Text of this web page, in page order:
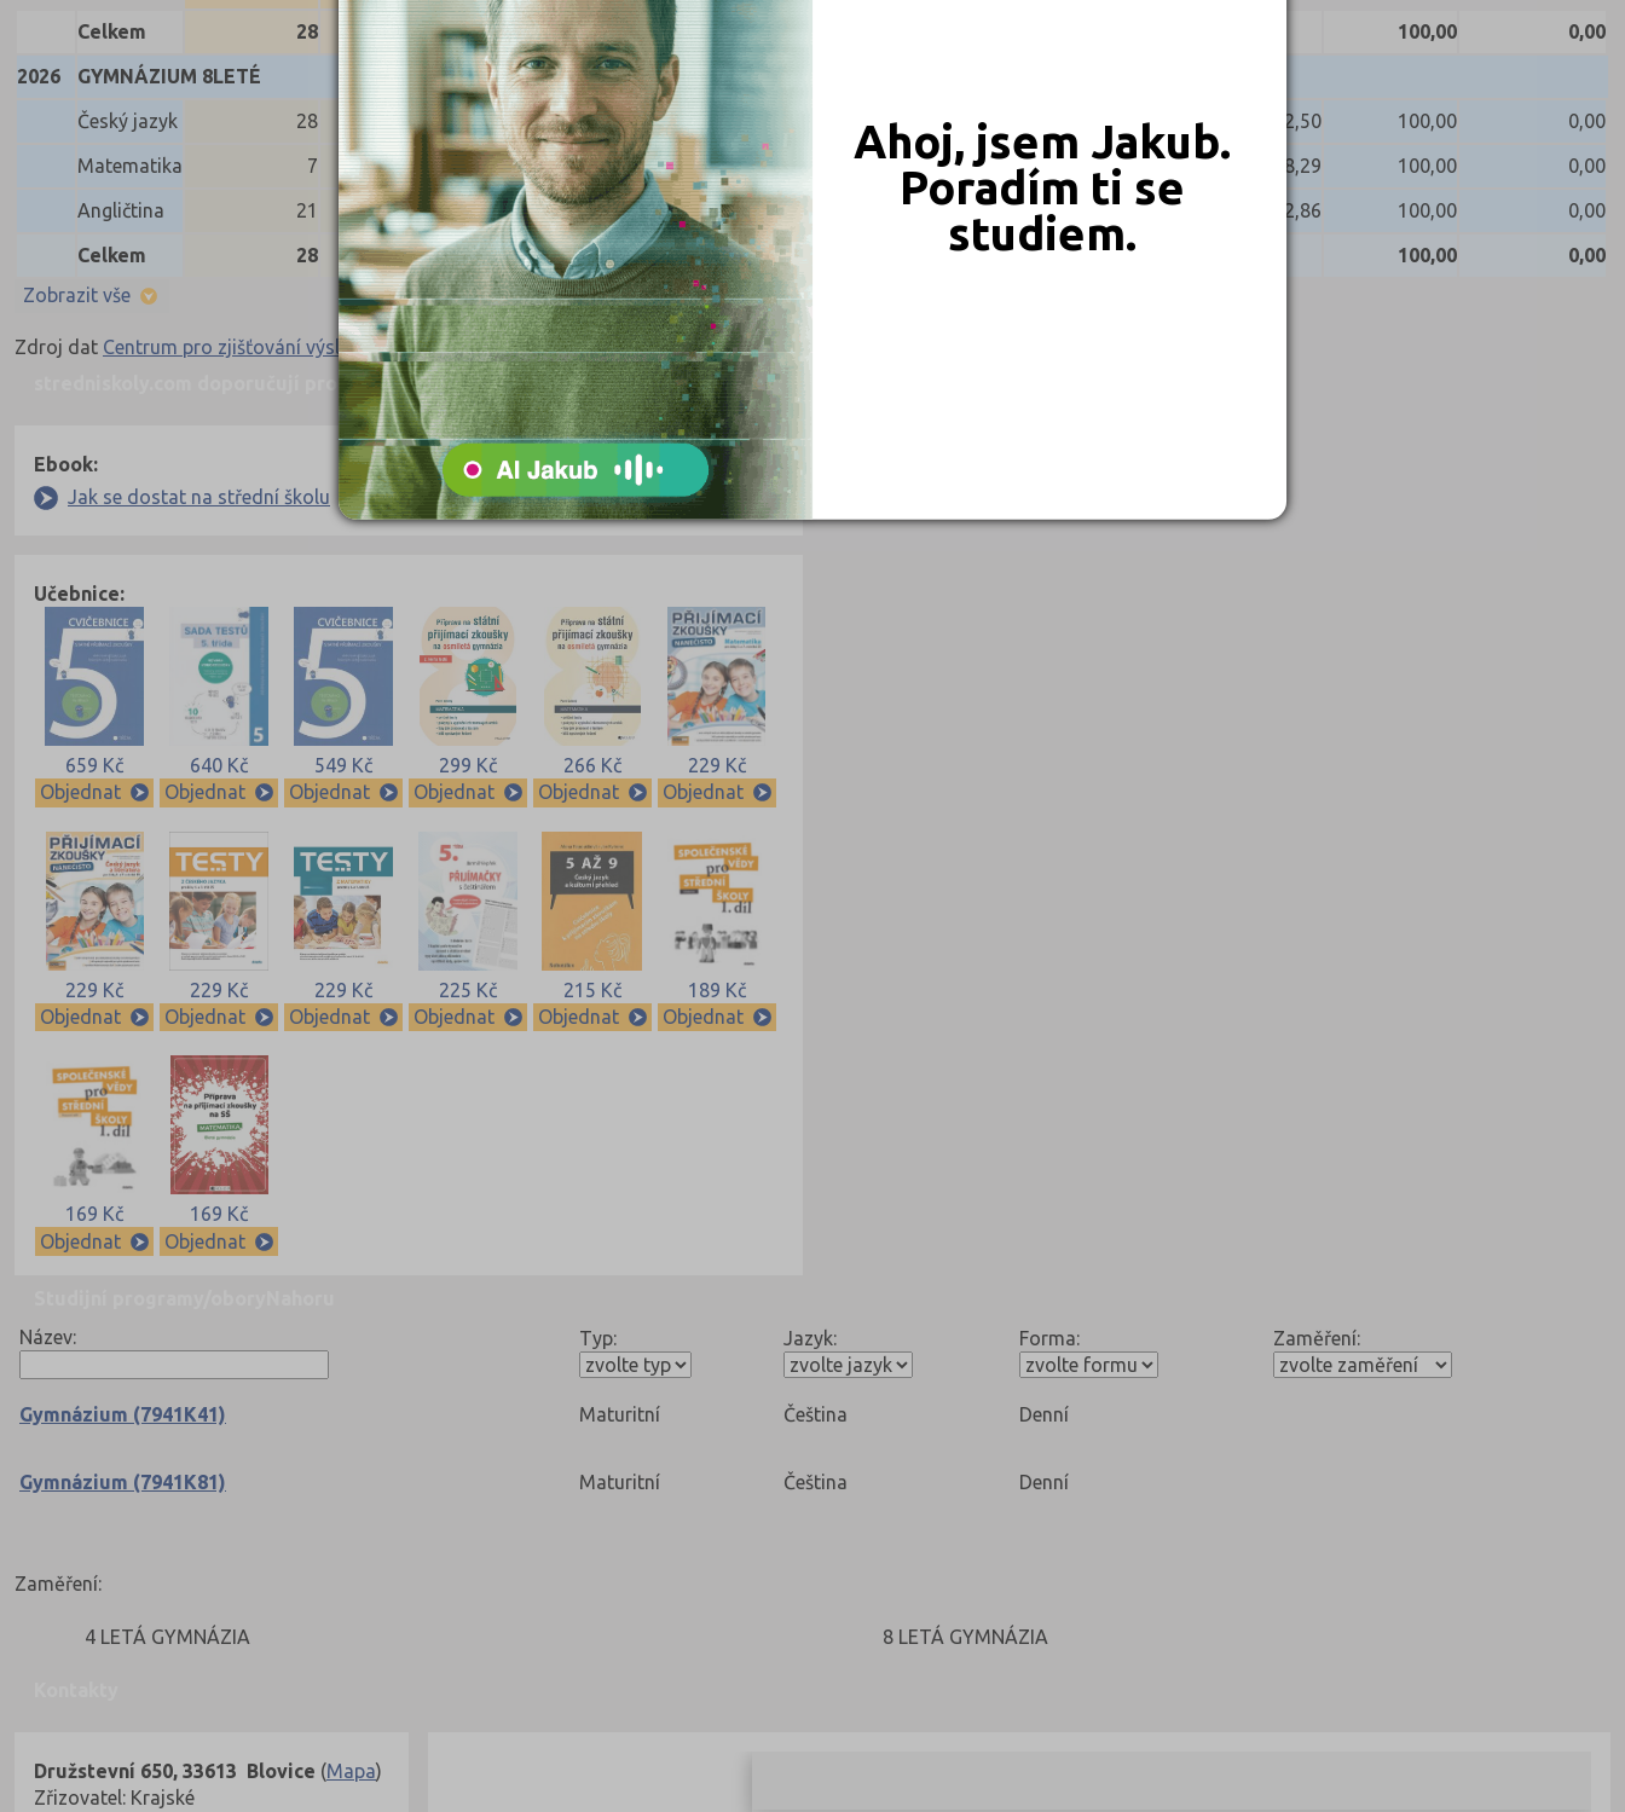
Ahoj, jsem Jakub.
Poradím ti se
studiem.
Celkem 28 28 28 0 0 100,00 0,00
2026 GYMNÁZIUM 8LETÉ
Český jazyk 28 28 28 0 0 82,50 100,00 0,00
Matematika 7 7 7 0 0 78,29 100,00 0,00
Angličtina 21 21 21 0 0 92,86 100,00 0,00
Celkem 28 28 28 0 0 100,00
0,00
Zobrazit vše
Zdroj dat Centrum pro zjišťování výsledků vzdělávání
stredniskoly.com doporučují pro přípravuNahoru
Ebook:
Jak se dostat na střední školu
Učebnice:
659 Kč
Objednat
640 Kč
Objednat
549 Kč
Objednat
299 Kč
Objednat
266 Kč
Objednat
229 Kč
Objednat
229 Kč
Objednat
229 Kč
Objednat
229 Kč
Objednat
225 Kč
Objednat
215 Kč
Objednat
189 Kč
Objednat
169 Kč
Objednat
169 Kč
Objednat
Název:
Typ: Jazyk: Forma: Zaměření:
Gymnázium (7941K41) Maturitní Čeština Denní
Gymnázium (7941K81) Maturitní Čeština Denní
Zaměření:
4 LETÁ GYMNÁZIA 8 LETÁ GYMNÁZIA
Družstevní 650, 33613 Blovice (Mapa)
Zřizovatel: Krajské